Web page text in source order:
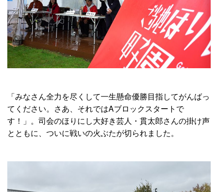
「みなさん全力を尽くして一生懸命優勝目指してがんばっ
てください。さあ、それではAブロックスタートで
す！」。司会のほりにし大好き芸人・貫太郎さんの掛け声
とともに、ついに戦いの火ぶたが切られました。